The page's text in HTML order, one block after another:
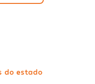
do estado